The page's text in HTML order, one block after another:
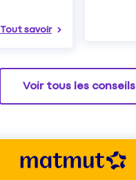
Tout savoir
Voir tous les conseils